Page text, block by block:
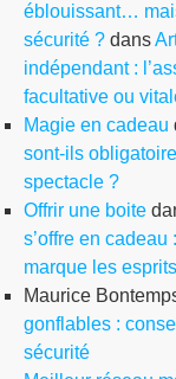
éblouissant…
sécurité ? dans
indépendant :
facultative ou
Magie en cadeau
sont-ils
spectacle ?
Offrir une boite
s’offre en
marque les esprits
Maurice
gonflables :
sécurité